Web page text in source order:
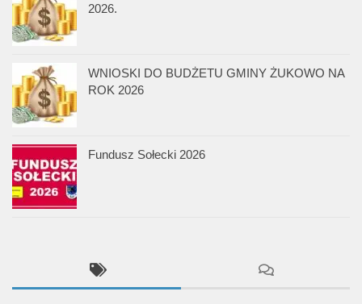
2026.
WNIOSKI DO BUDŻETU GMINY ŻUKOWO NA
ROK 2026
Fundusz Sołecki 2026